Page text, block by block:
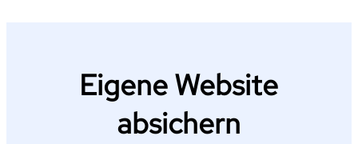
Eigene Website
absichern